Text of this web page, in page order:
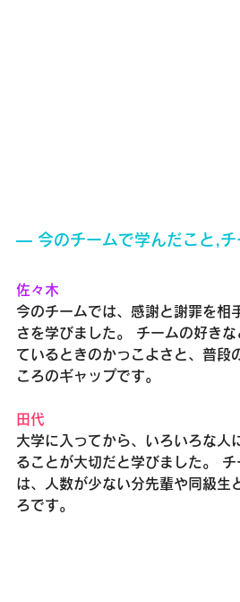
― 今のチームで学んだこと,チ
佐々木
今のチームでは、感謝と謝罪を相
さを学びました。 チームの好き
ているときのかっこよさと、普段
ころのギャップです。
田代
大学に入ってから、いろいろな人
ることが大切だと学びました。
は、人数が少ない分先輩や同級生
ろです。